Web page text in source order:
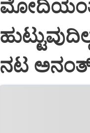
ನಟ